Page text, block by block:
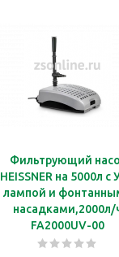
Фильтрующий
HEISSNER на 5000л с
лампой и
насадками,2000л/
FA2000UV-00